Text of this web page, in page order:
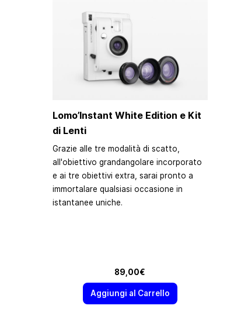
Lomo’Instant White Edition e Kit
di Lenti
Grazie alle tre modalità di scatto,
all'obiettivo grandangolare incorporato
e ai tre obiettivi extra, sarai pronto a
immortalare qualsiasi occasione in
istantanee uniche.
89,00€
Aggiungi al Carrello